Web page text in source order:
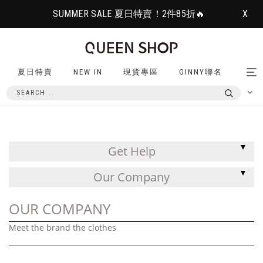
SUMMER SALE 夏日特賣！2件85折🔥 X
夏日特賣 NEW IN 現貨專區 GINNY聯名
Get Help
Our Company
OUR COMPANY
Meet the brand the clothes